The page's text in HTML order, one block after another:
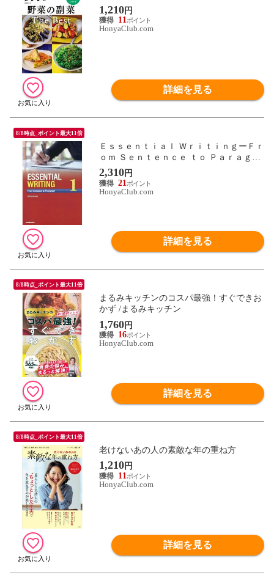
1,210円
11
HonyaClub.com
詳細を見る
8/8時点_ポイント最大11倍
Ｅｓｓｅｎｔｉａｌ ＷｒｉｔｉｎｇーＦｒ
ｏｍ Ｓｅｎｔｅｎｃｅ ｔｏ Ｐａｒａｇｒ
ａｐｈ エッセンシャル・ライティング セ
ンテンスからパラグラフへ １ /ジェスロ・
ケニー
2,310円
21
HonyaClub.com
詳細を見る
8/8時点_ポイント最大11倍
まるみキッチンのコスパ最強！すぐできお
かず /まるみキッチン
1,760円
16
HonyaClub.com
詳細を見る
8/8時点_ポイント最大11倍
老けないあの人の素敵な年の重ね方
1,210円
11
HonyaClub.com
詳細を見る